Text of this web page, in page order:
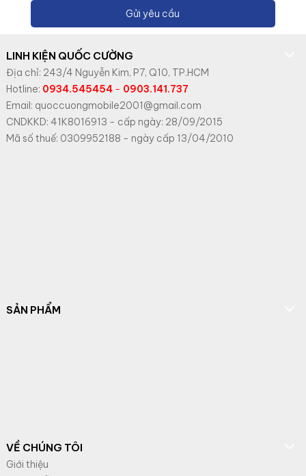
Gửi yêu cầu
LINH KIỆN QUỐC CƯỜNG
Địa chỉ: 243/4 Nguyễn Kim, P7, Q10, TP.HCM
Hotline: 0934.545454- 0903.141.737
Email: quoccuongmobile2001@gmail.com
CNDKKD: 41K8016913 - cấp ngày: 28/09/2015
Mã số thuế: 0309952188 - ngày cấp 13/04/2010
SẢN PHẨM
VỀ CHÚNG TÔI
Giới thiệu